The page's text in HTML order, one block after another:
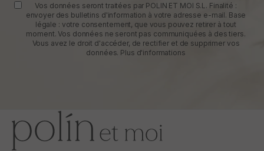
Vos données seront traitées par POLIN ET MOI S.L. Finalité :
envoyer des bulletins d'information à votre adresse e-mail. Base
légale : votre consentement, que vous pouvez retirer à tout
moment. Vos données ne seront pas communiquées à des tiers.
Vous avez le droit d'accéder, de rectifier et de supprimer vos
données. Plus d'informations